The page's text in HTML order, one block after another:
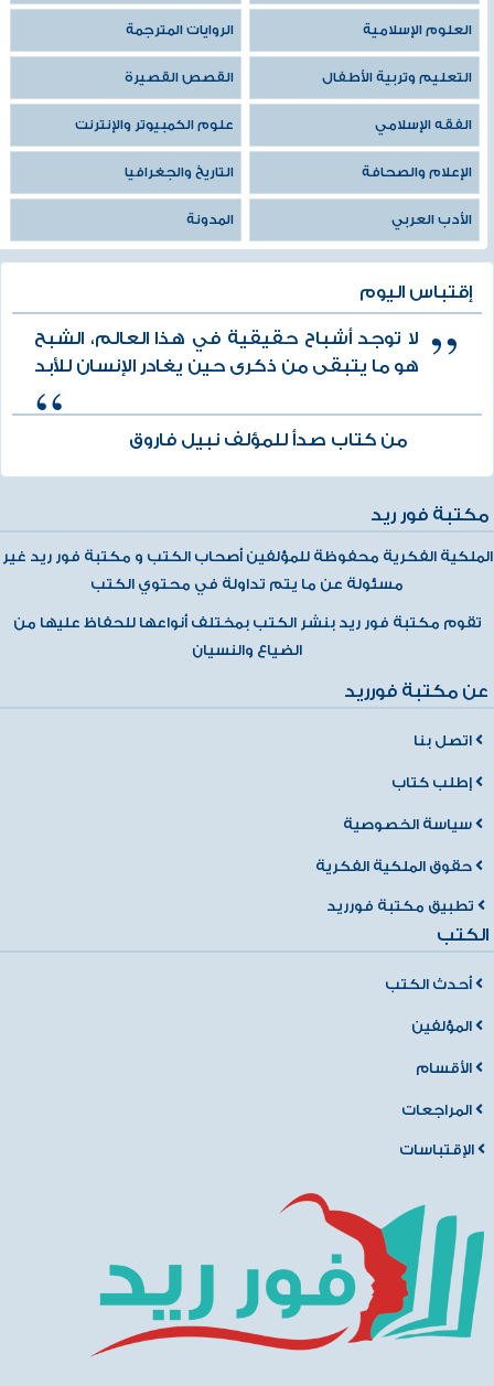
العلوم الإسلامية الروايات المترجمة
التعليم وتربية الأطفال القصص القصيرة
الفقه الإسلامي علوم الكمبيوتر والإنترنت
الإعلام والصحافة التاريخ والجغرافيا
الأدب العربي المدونة
إقتباس اليوم
لا توجد أشباح حقيقية في هذا العالم، الشبح
هو ما يتبقى من ذكرى حين يغادر الإنسان للأبد
من كتاب صدأ للمؤلف نبيل فاروق
مكتبة فور ريد
الملكية الفكرية محفوظة للمؤلفين أصحاب الكتب و مكتبة فور ريد غير
مسئولة عن ما يتم تداولة في محتوي الكتب
تقوم مكتبة فور ريد بنشر الكتب بمختلف أنواعها للحفاظ عليها من
الضياع والنسيان
عن مكتبة فورريد
اتصل بنا
إطلب كتاب
سياسة الخصوصية
حقوق الملكية الفكرية
تطبيق مكتبة فورريد
الكتب
أحدث الكتب
المؤلفين
الأقسام
المراجعات
الإقتباسات